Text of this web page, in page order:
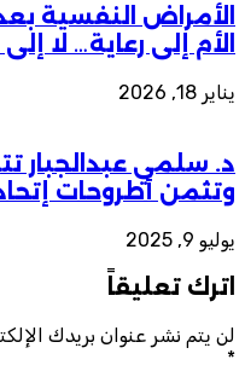
الأمراض النفسية
الأم إلى رعاية… لا
يناير 18, 2026
د. سلمي عبدالجبار
وتثمن أطروحات
يوليو 9, 2025
اترك تعليقاً
لن يتم نشر عنوان بريدك
*